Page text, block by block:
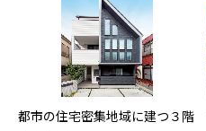
都市の住宅密集地域に建つ３階